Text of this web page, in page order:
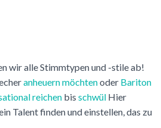
wir alle Stimmtypen und -stile ab!
anheuern möchtenoder Bariton
reichenbis schwülHier
Talent finden und einstellen, das zu